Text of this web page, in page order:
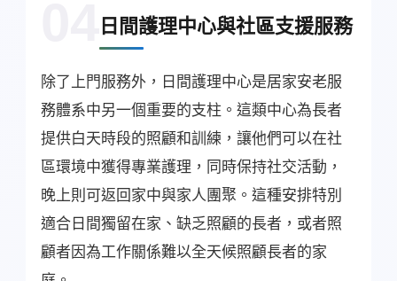
日間護理中心與社區支援服務
除了上門服務外，日間護理中心是居家安老服
務體系中另一個重要的支柱。這類中心為長者
提供白天時段的照顧和訓練，讓他們可以在社
區環境中獲得專業護理，同時保持社交活動，
晚上則可返回家中與家人團聚。這種安排特別
適合日間獨留在家、缺乏照顧的長者，或者照
顧者因為工作關係難以全天候照顧長者的家